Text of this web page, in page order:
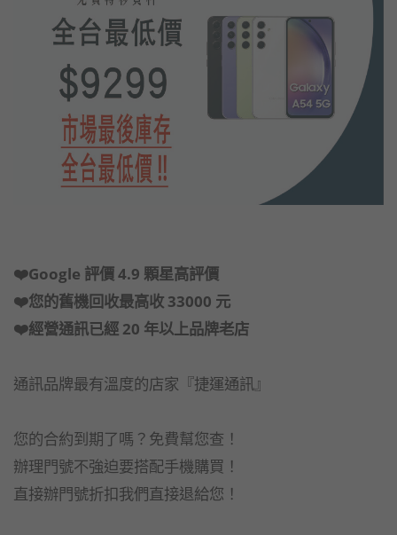
❤️Google 評價 4.9 顆星高評價
❤️您的舊機回收最高收 33000 元
❤️經營通訊已經 20 年以上品牌老店
通訊品牌最有溫度的店家『捷運通訊』
您的合約到期了嗎？免費幫您查！
辦理門號不強迫要搭配手機購買！
直接辦門號折扣我們直接退給您！